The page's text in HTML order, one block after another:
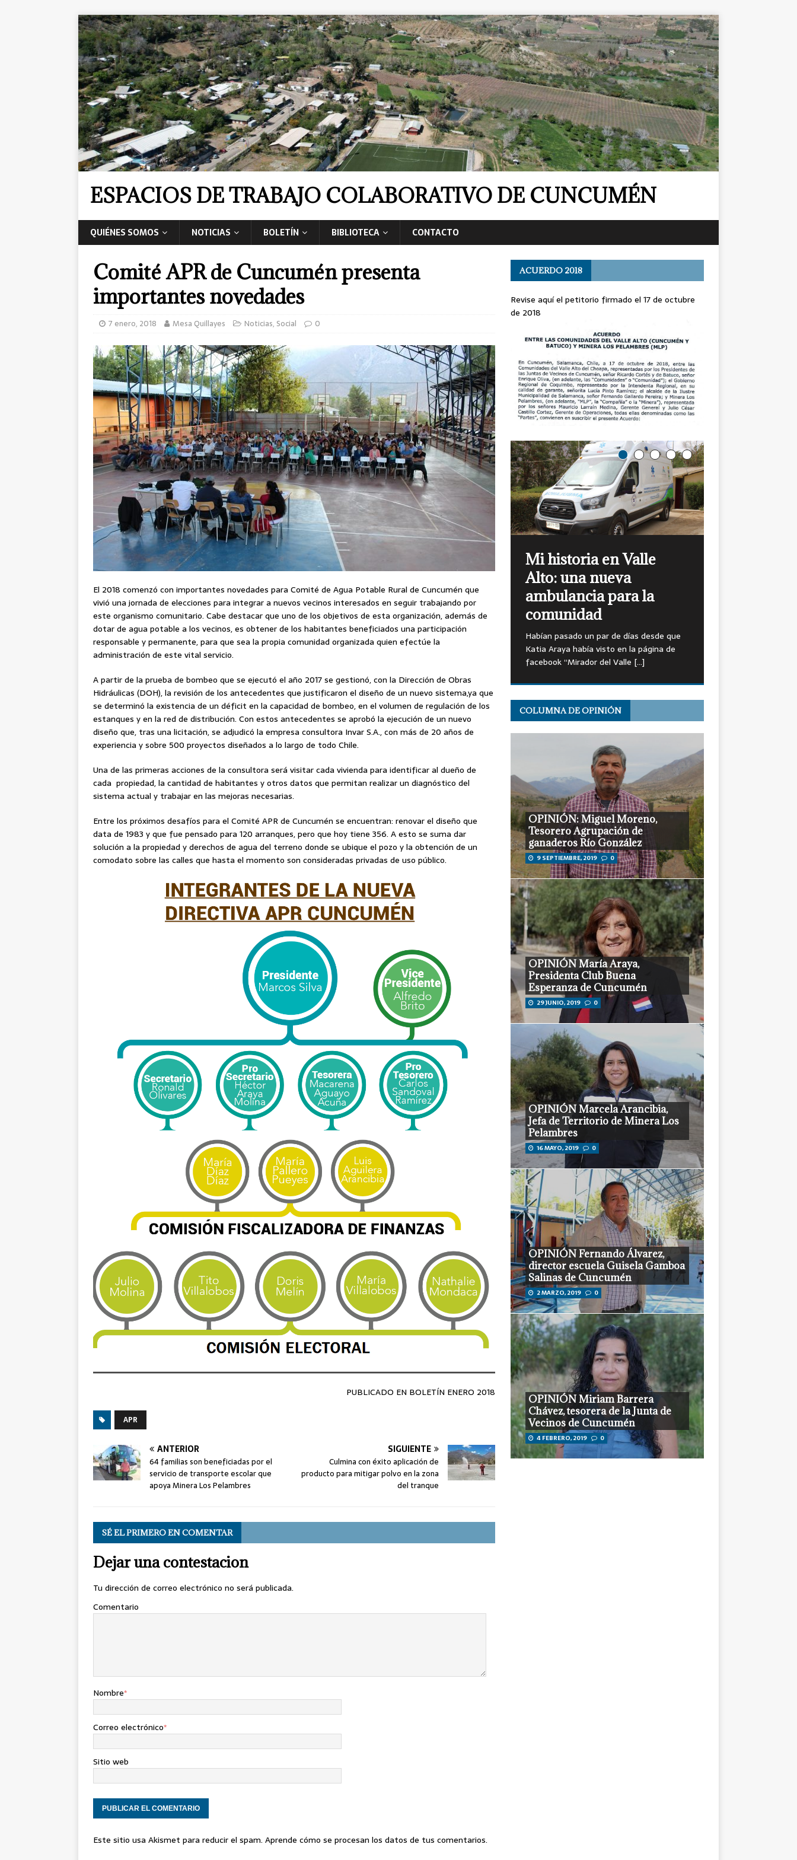
ESPACIOS DE TRABAJO COLABORATIVO DE CUNCUMÉN
QUIÉNES SOMOS NOTICIAS BOLETÍN BIBLIOTECA CONTACTO
Comité APR de Cuncumén presenta
importantes novedades
7 enero, 2018 Mesa Quillayes Noticias, Social 0
El 2018 comenzó con importantes novedades para Comité de Agua Potable Rural de Cuncumén que
vivió una jornada de elecciones para integrar a nuevos vecinos interesados en seguir trabajando por
este organismo comunitario. Cabe destacar que uno de los objetivos de esta organización, además de
dotar de agua potable a los vecinos, es obtener de los habitantes beneficiados una participación
responsable y permanente, para que sea la propia comunidad organizada quien efectúe la
administración de este vital servicio.
A partir de la prueba de bombeo que se ejecutó el año 2017 se gestionó, con la Dirección de Obras
Hidráulicas (DOH), la revisión de los antecedentes que justificaron el diseño de un nuevo sistema,ya que
se determinó la existencia de un déficit en la capacidad de bombeo, en el volumen de regulación de los
estanques y en la red de distribución. Con estos antecedentes se aprobó la ejecución de un nuevo
diseño que, tras una licitación, se adjudicó la empresa consultora Invar S.A., con más de 20 años de
experiencia y sobre 500 proyectos diseñados a lo largo de todo Chile.
Una de las primeras acciones de la consultora será visitar cada vivienda para identificar al dueño de
cada propiedad, la cantidad de habitantes y otros datos que permitan realizar un diagnóstico del
sistema actual y trabajar en las mejoras necesarias.
Entre los próximos desafíos para el Comité APR de Cuncumén se encuentran: renovar el diseño que
data de 1983 y que fue pensado para 120 arranques, pero que hoy tiene 356. A esto se suma dar
solución a la propiedad y derechos de agua del terreno donde se ubique el pozo y la obtención de un
comodato sobre las calles que hasta el momento son consideradas privadas de uso público.
PUBLICADO EN BOLETÍN ENERO 2018
APR
ANTERIOR
64 familias son beneficiadas por el
servicio de transporte escolar que
apoya Minera Los Pelambres
SIGUIENTE
Culmina con éxito aplicación de
producto para mitigar polvo en la zona
del tranque
SÉ EL PRIMERO EN COMENTAR
Dejar una contestacion
Tu dirección de correo electrónico no será publicada.
Comentario
Nombre*
Correo electrónico*
Sitio web
Este sitio usa Akismet para reducir el spam. Aprende cómo se procesan los datos de tus comentarios.
ACUERDO 2018
Revise aquí el petitorio firmado el 17 de octubre
de 2018
Mi Historia en Valle
Alto: Festival La de
Espiga de Cuncumén
“Los Nietos 5” en el los 90 cuando el
Festival de La Espiga se realizaba en la
escuela de Cuncumén.[…]
OPINIÓN: Miguel Moreno,
Tesorero Agrupación de
ganaderos Río González
9 SEPTIEMBRE, 2019 0
OPINIÓN María Araya,
Presidenta Club Buena
Esperanza de Cuncumén
29 JUNIO, 2019 0
OPINIÓN Marcela Arancibia,
Jefa de Territorio de Minera Los
Pelambres
16 MAYO, 2019 0
OPINIÓN Fernando Álvarez,
director escuela Guisela Gamboa
Salinas de Cuncumén
2 MARZO, 2019 0
OPINIÓN Miriam Barrera
Chávez, tesorera de la Junta de
Vecinos de Cuncumén
4 FEBRERO, 2019 0